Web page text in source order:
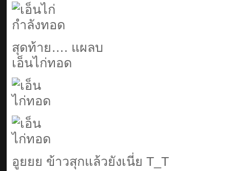
สุดท้าย…. แผลบ
เอ็นไก่ทอด
อูยยย ข้าวสุกแล้วยังเนี่ย T_T